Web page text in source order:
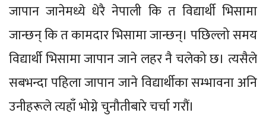
जापान जानेमध्ये धेरै नेपाली कि त विद्यार्थी भिसामा
जान्छन् कि त कामदार भिसामा जान्छन्। पछिल्लो समय
विद्यार्थी भिसामा जापान जाने लहर नै चलेको छ। त्यसैले
सबभन्दा पहिला जापान जाने विद्यार्थीका सम्भावना अनि
उनीहरूले त्यहाँ भोग्ने चुनौतीबारे चर्चा गरौं।